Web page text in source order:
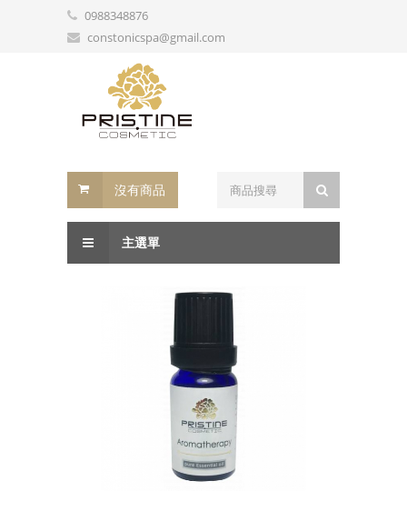
0988348876
constonicspa@gmail.com
沒有商品
主選單